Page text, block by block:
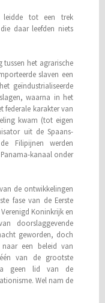
leidde tot een trek
daar leefden niets
tussen het agrarische
slaven een
geïndustrialiseerde
waarna in het
federale karakter van
kwam (tot eigen
uit de Spaans-
Filipijnen werden
kanaal onder
de ontwikkelingen
fase van de Eerste
Koninkrijk en
doorslaggevende
geworden, doch
een beleid van
van de grootste
geen lid van de
Wel nam de